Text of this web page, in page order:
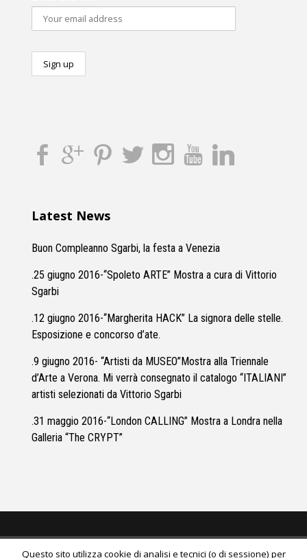
Latest News
Buon Compleanno Sgarbi, la festa a Venezia
.25 giugno 2016-“Spoleto ARTE” Mostra a cura di Vittorio
Sgarbi
.12 giugno 2016-“Margherita HACK” La signora delle stelle.
Esposizione e concorso d’ate.
.9 giugno 2016- “Artisti da MUSEO”Mostra alla Triennale
d’Arte a Verona. Mi verrà consegnato il catalogo “ITALIANI”
artisti selezionati da Vittorio Sgarbi
.31 maggio 2016-“London CALLING” Mostra a Londra nella
Galleria “The CRYPT”
Questo sito utilizza cookie di analisi e tecnici (o di sessione) per